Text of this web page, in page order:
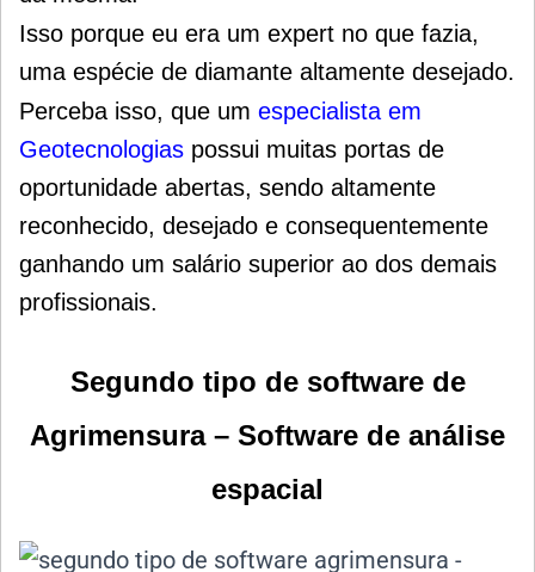
Isso porque eu era um expert no que fazia,
uma espécie de diamante altamente desejado.
Perceba isso, que um especialista em
Geotecnologias possui muitas portas de
oportunidade abertas, sendo altamente
reconhecido, desejado e consequentemente
ganhando um salário superior ao dos demais
profissionais.
Segundo tipo de software de
Agrimensura – Software de análise
espacial